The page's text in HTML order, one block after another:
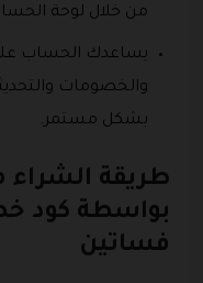
من خلال لوحة
يساعدك الحساب
والخصومات
بشكل مستمر.
طريقة
بواسطة كود
فساتين